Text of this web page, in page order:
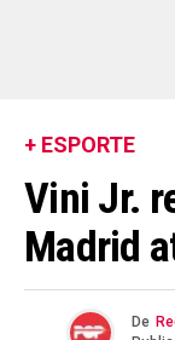
+ ESPORTE
Vini Jr.
Madrid
De